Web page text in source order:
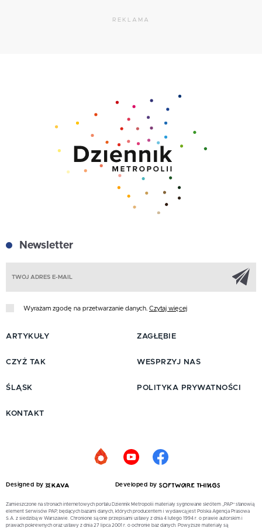
REKLAMA
Newsletter
Wyrażam zgodę na przetwarzanie danych. Czytaj więcej
ARTYKUŁY
CZYŻ TAK
ŚLĄSK
ZAGŁĘBIE
WESPRZYJ NAS
POLITYKA PRYWATNOŚCI
KONTAKT
Designed by Developed by
Zamieszczone na stronach internetowych portalu Dziennik Metropolii materiały sygnowane skrótem „PAP” stanowią
element Serwisów PAP, będących bazami danych, których producentem i wydawcą jest Polska Agencja Prasowa
S.A. z siedzibą w Warszawie. Chronione są one przepisami ustawy z dnia 4 lutego 1994 r. o prawie autorskim i
prawach pokrewnych oraz ustawy z dnia 27 lipca 2001 r. o ochronie baz danych. Powyższe materiały są